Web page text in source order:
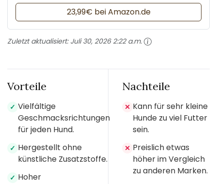
23,99€ bei Amazon.de
Zuletzt aktualisiert: Juli 30, 2026 2:22 a.m.
Vorteile
✓ Vielfältige
Geschmacksrichtungen
für jeden Hund.
✓ Hergestellt ohne
künstliche Zusatzstoffe.
✓ Hoher
Nachteile
✕ Kann für sehr kleine
Hunde zu viel Futter
sein.
✕ Preislich etwas
höher im Vergleich
zu anderen Marken.